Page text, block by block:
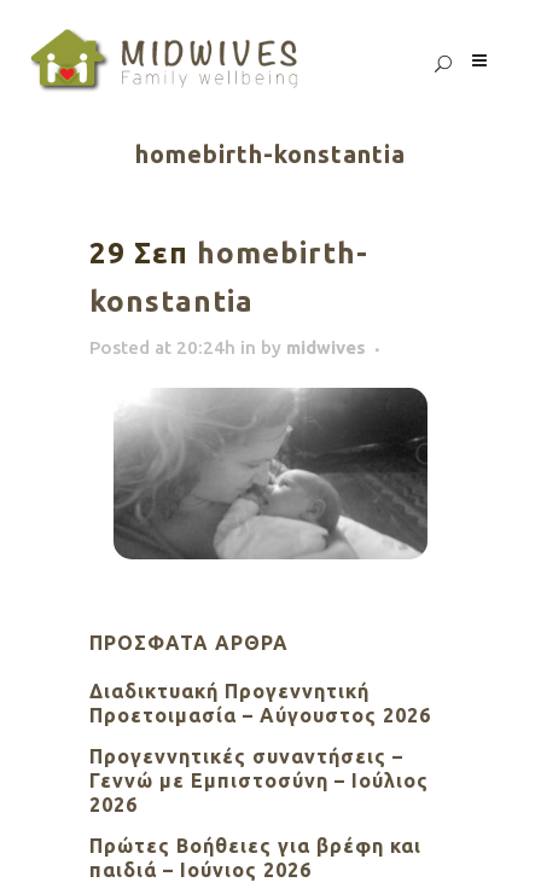
homebirth-konstantia
29 Σεπ homebirth-
konstantia
Posted at 20:24h in by midwives
ΠΡΌΣΦΑΤΑ ΆΡΘΡΑ
Διαδικτυακή Προγεννητική
Προετοιμασία – Αύγουστος 2026
Προγεννητικές συναντήσεις –
Γεννώ με Εμπιστοσύνη – Ιούλιος
2026
Πρώτες Βοήθειες για βρέφη και
παιδιά – Ιούνιος 2026